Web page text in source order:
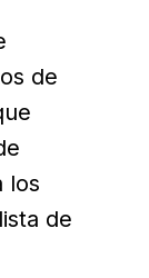
de
los
de